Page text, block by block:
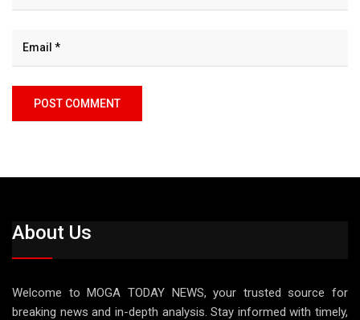
About Us
Welcome to MOGA TODAY NEWS, your trusted source for
breaking news and in-depth analysis. Stay informed with timely,